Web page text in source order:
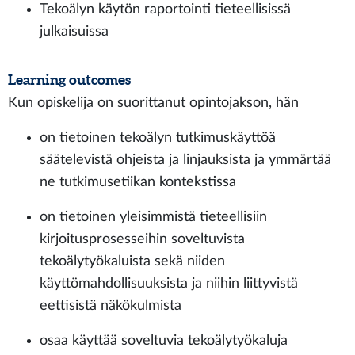
Tekoälyn käytön raportointi tieteellisissä
julkaisuissa
Learning outcomes
Kun opiskelija on suorittanut opintojakson, hän
on tietoinen tekoälyn tutkimuskäyttöä
säätelevistä ohjeista ja linjauksista ja ymmärtää
ne tutkimusetiikan kontekstissa
on tietoinen yleisimmistä tieteellisiin
kirjoitusprosesseihin soveltuvista
tekoälytyökaluista sekä niiden
käyttömahdollisuuksista ja niihin liittyvistä
eettisistä näkökulmista
osaa käyttää soveltuvia tekoälytyökaluja